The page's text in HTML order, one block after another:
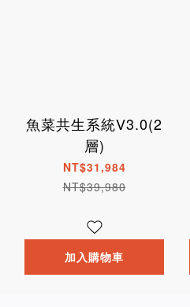
魚菜共生系統V3.0(2
層)
NT$31,984
NT$39,980
加入購物車